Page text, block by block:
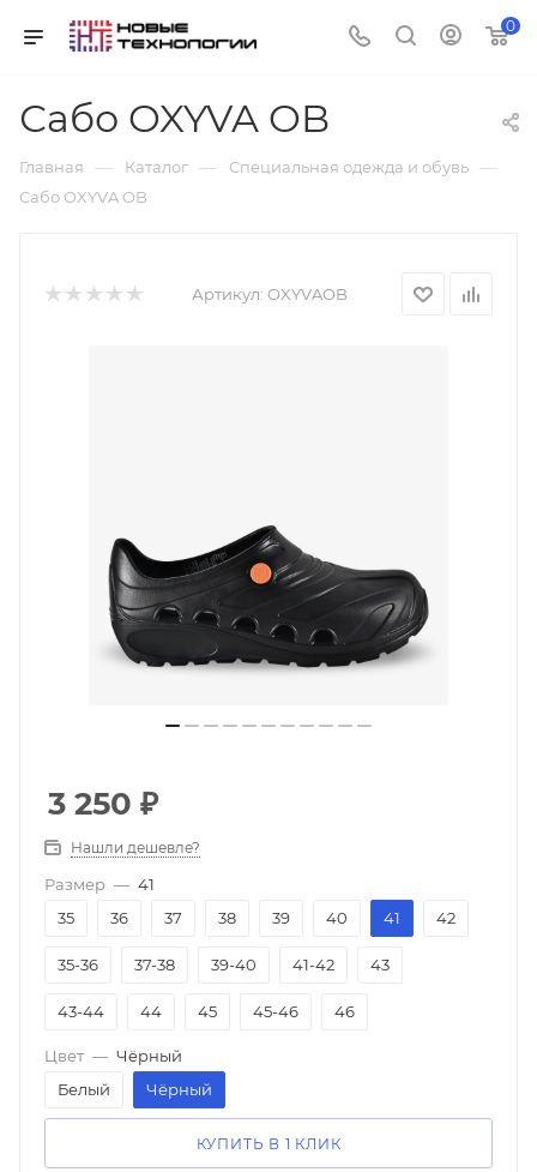
0
Сабо OXYVA OB
Главная — Каталог — Специальная одежда и обувь —
Сабо OXYVA OB
Артикул: OXYVAOB
3 250 ₽
Нашли дешевле?
Размер — 41
35
36 37 38 39 40 41 42
35-36 37-38 39-40 41-42 43
43-44 44 45 45-46 46
Цвет — Чёрный
Белый
Чёрный
КУПИТЬ В 1 КЛИК